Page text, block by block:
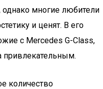
однако многие любители
и ценят. В его
с Mercedes G-Class,
привлекательным.
количество